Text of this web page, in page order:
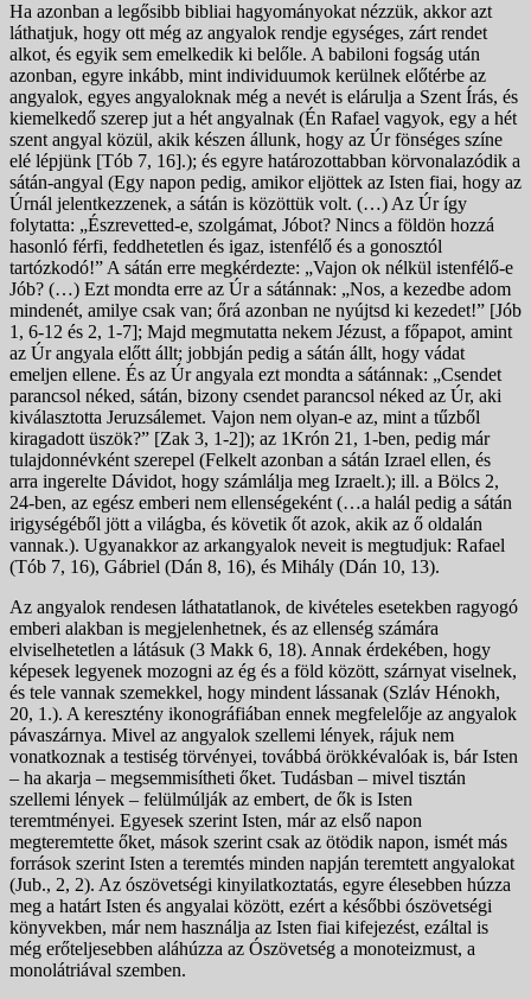
Ha azonban a legősibb bibliai hagyományokat nézzük, akkor azt
láthatjuk, hogy ott még az angyalok rendje egységes, zárt rendet
alkot, és egyik sem emelkedik ki belőle. A babiloni fogság után
azonban, egyre inkább, mint individuumok kerülnek előtérbe az
angyalok, egyes angyaloknak még a nevét is elárulja a Szent Írás, és
kiemelkedő szerep jut a hét angyalnak (Én Rafael vagyok, egy a hét
szent angyal közül, akik készen állunk, hogy az Úr fönséges színe
elé lépjünk [Tób 7, 16].); és egyre határozottabban körvonalazódik a
sátán-angyal (Egy napon pedig, amikor eljöttek az Isten fiai, hogy az
Úrnál jelentkezzenek, a sátán is közöttük volt. (…) Az Úr így
folytatta: „Észrevetted-e, szolgámat, Jóbot? Nincs a földön hozzá
hasonló férfi, feddhetetlen és igaz, istenfélő és a gonosztól
tartózkodó!” A sátán erre megkérdezte: „Vajon ok nélkül istenfélő-e
Jób? (…) Ezt mondta erre az Úr a sátánnak: „Nos, a kezedbe adom
mindenét, amilye csak van; őrá azonban ne nyújtsd ki kezedet!” [Jób
1, 6-12 és 2, 1-7]; Majd megmutatta nekem Jézust, a főpapot, amint
az Úr angyala előtt állt; jobbján pedig a sátán állt, hogy vádat
emeljen ellene. És az Úr angyala ezt mondta a sátánnak: „Csendet
parancsol néked, sátán, bizony csendet parancsol néked az Úr, aki
kiválasztotta Jeruzsálemet. Vajon nem olyan-e az, mint a tűzből
kiragadott üszök?” [Zak 3, 1-2]); az 1Krón 21, 1-ben, pedig már
tulajdonnévként szerepel (Felkelt azonban a sátán Izrael ellen, és
arra ingerelte Dávidot, hogy számlálja meg Izraelt.); ill. a Bölcs 2,
24-ben, az egész emberi nem ellenségeként (…a halál pedig a sátán
irigységéből jött a világba, és követik őt azok, akik az ő oldalán
vannak.). Ugyanakkor az arkangyalok neveit is megtudjuk: Rafael
(Tób 7, 16), Gábriel (Dán 8, 16), és Mihály (Dán 10, 13).
Az angyalok rendesen láthatatlanok, de kivételes esetekben ragyogó
emberi alakban is megjelenhetnek, és az ellenség számára
elviselhetetlen a látásuk (3 Makk 6, 18). Annak érdekében, hogy
képesek legyenek mozogni az ég és a föld között, szárnyat viselnek,
és tele vannak szemekkel, hogy mindent lássanak (Szláv Hénokh,
20, 1.). A keresztény ikonográfiában ennek megfelelője az angyalok
pávaszárnya. Mivel az angyalok szellemi lények, rájuk nem
vonatkoznak a testiség törvényei, továbbá örökkévalóak is, bár Isten
– ha akarja – megsemmisítheti őket. Tudásban – mivel tisztán
szellemi lények – felülmúlják az embert, de ők is Isten
teremtményei. Egyesek szerint Isten, már az első napon
megteremtette őket, mások szerint csak az ötödik napon, ismét más
források szerint Isten a teremtés minden napján teremtett angyalokat
(Jub., 2, 2). Az ószövetségi kinyilatkoztatás, egyre élesebben húzza
meg a határt Isten és angyalai között, ezért a későbbi ószövetségi
könyvekben, már nem használja az Isten fiai kifejezést, ezáltal is
még erőteljesebben aláhúzza az Ószövetség a monoteizmust, a
monolátriával szemben.